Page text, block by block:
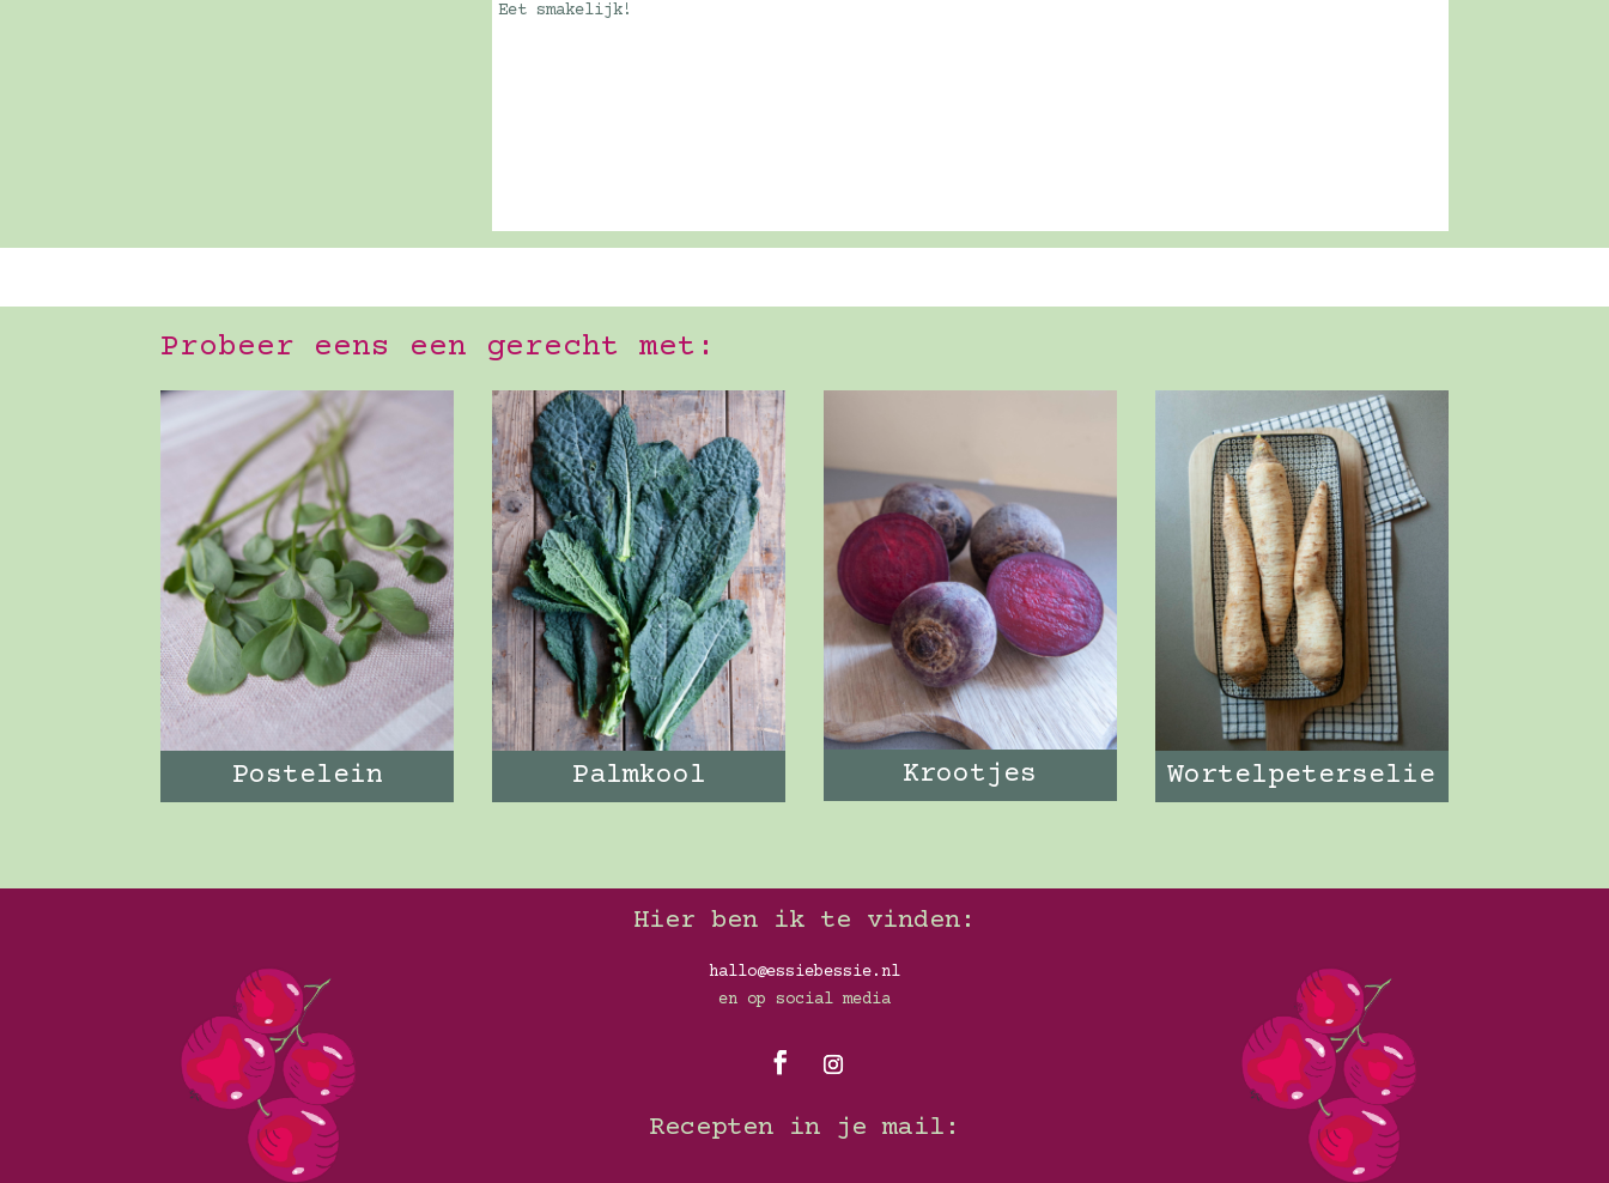
Eet smakelijk!
Probeer eens een gerecht met:
Postelein Palmkool Krootjes Wortelpeterselie
Hier ben ik te vinden:
hallo@essiebessie.nl
en op social media
Recepten in je mail: